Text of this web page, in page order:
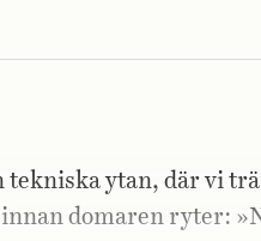
tekniska ytan, där vi
domaren ryter: